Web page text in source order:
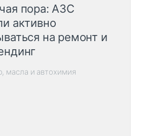
пора: АЗС
активно
на ремонт и
масла и автохимия